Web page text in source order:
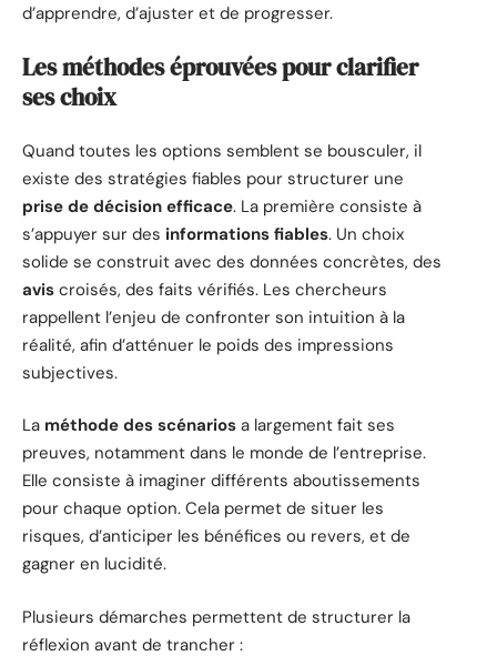
d’apprendre, d’ajuster et de progresser.
Les méthodes éprouvées pour clarifier
ses choix
Quand toutes les options semblent se bousculer, il
existe des stratégies fiables pour structurer une
prise de décision efficace. La première consiste à
s’appuyer sur des informations fiables. Un choix
solide se construit avec des données concrètes, des
avis croisés, des faits vérifiés. Les chercheurs
rappellent l’enjeu de confronter son intuition à la
réalité, afin d’atténuer le poids des impressions
subjectives.
La méthode des scénarios a largement fait ses
preuves, notamment dans le monde de l’entreprise.
Elle consiste à imaginer différents aboutissements
pour chaque option. Cela permet de situer les
risques, d’anticiper les bénéfices ou revers, et de
gagner en lucidité.
Plusieurs démarches permettent de structurer la
réflexion avant de trancher :